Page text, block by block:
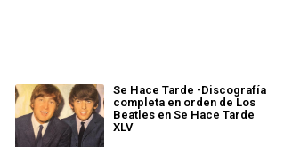
Se Hace Tarde -Discografía
completa en orden de Los
Beatles en Se Hace Tarde
XLV